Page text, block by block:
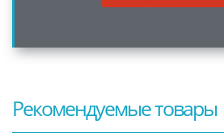
Рекомендуемые товары